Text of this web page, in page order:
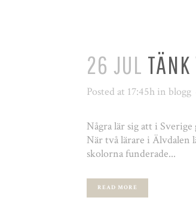
26 JUL
Posted at 17:45h in blogg
Några lär sig att i
När två lärare i Älvdalen
skolorna funderade...
READ MORE